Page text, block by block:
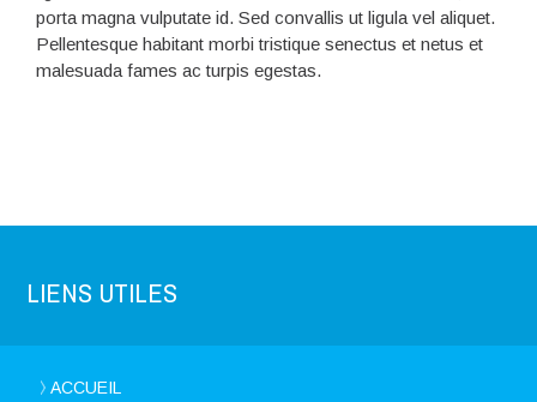
porta magna vulputate id. Sed convallis ut ligula vel aliquet.
Pellentesque habitant morbi tristique senectus et netus et
malesuada fames ac turpis egestas.
LIENS UTILES
ACCUEIL